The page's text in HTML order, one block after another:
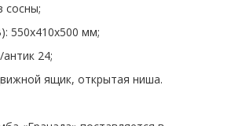
сосны;
550х410х500 мм;
24;
ящик, открытая ниша.